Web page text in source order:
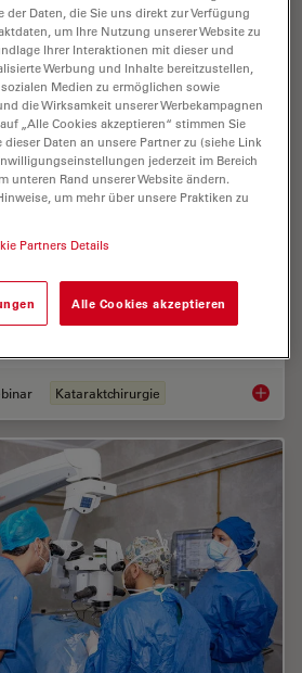
for Superior Visualization
Simon Madge, as they share their
Kataraktchirurgie Expert
Daten, die Sie uns direkt zur Verfügung
um Ihre Nutzung unserer Website zu
Ihrer Interaktionen mit dieser und
Werbung und Inhalte bereitzustellen,
Medien zu ermöglichen sowie
die Wirksamkeit unserer Werbekampagnen
„Alle Cookies akzeptieren“ stimmen Sie
Daten an unsere Partner zu (siehe Link
jederzeit im Bereich
unteren Rand unserer Website ändern.
um mehr über unsere Praktiken zu
Partners Details
Alle Cookies akzeptieren